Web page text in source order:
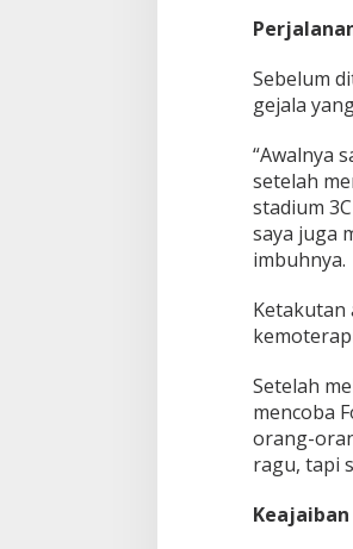
Sebelum
gejala
“Awalnya
setelah
stadium
saya juga
imbuhnya.
Ketakutan
Setelah
mencoba
orang-
ragu, tapi